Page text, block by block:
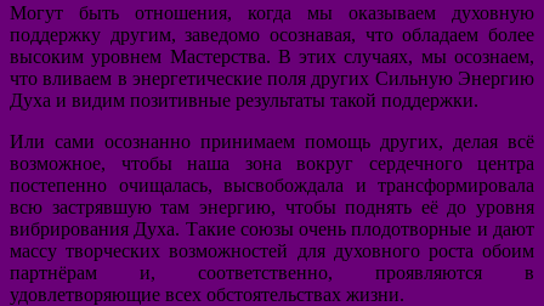
Могут быть отношения, когда мы оказываем духовную
поддержку другим, заведомо осознавая, что обладаем более
высоким уровнем Мастерства. В этих случаях, мы осознаем,
что вливаем в энергетические поля других Сильную Энергию
Духа и видим позитивные результаты такой поддержки.
Или сами осознанно принимаем помощь других, делая всё
возможное, чтобы наша зона вокруг сердечного центра
постепенно очищалась, высвобождала и трансформировала
всю застрявшую там энергию, чтобы поднять её до уровня
вибрирования Духа. Такие союзы очень плодотворные и дают
массу творческих возможностей для духовного роста обоим
партнёрам и, соответственно, проявляются в
удовлетворяющие всех обстоятельствах жизни.